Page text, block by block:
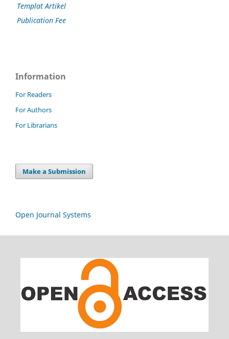
Templat Artikel
Publication Fee
Information
For Readers
For Authors
For Librarians
Make a Submission
Open Journal Systems